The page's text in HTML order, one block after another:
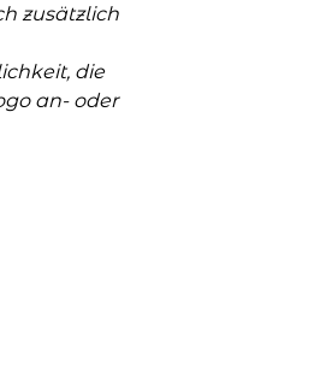
zusätzlich
die
an- oder